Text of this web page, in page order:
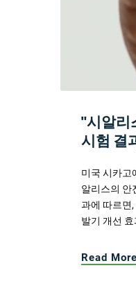
"시알리
시험 결
미국 시카고
알리스의 안
과에 따르면
발기 개선
Read More